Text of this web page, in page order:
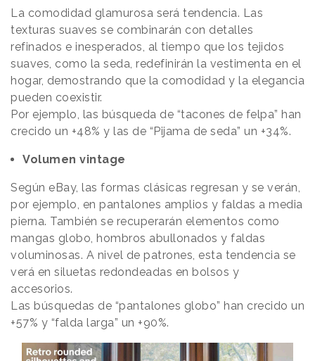
La comodidad glamurosa será tendencia. Las
texturas suaves se combinarán con detalles
refinados e inesperados, al tiempo que los tejidos
suaves, como la seda, redefinirán la vestimenta en el
hogar, demostrando que la comodidad y la elegancia
pueden coexistir.
Por ejemplo, las búsqueda de “tacones de felpa” han
crecido un +48% y las de “Pijama de seda” un +34%.
Volumen vintage
Según eBay, las formas clásicas regresan y se verán,
por ejemplo, en pantalones amplios y faldas a media
pierna. También se recuperarán elementos como
mangas globo, hombros abullonados y faldas
voluminosas. A nivel de patrones, esta tendencia se
verá en siluetas redondeadas en bolsos y
accesorios.
Las búsquedas de “pantalones globo” han crecido un
+57% y “falda larga” un +90%.